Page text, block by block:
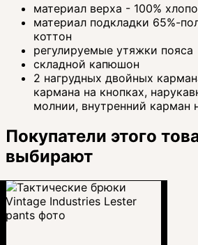
материал верха - 100%
материал подкладки 65%-
коттон
регулируемые утяжки пояса
складной капюшон
2 нагрудных двойных
кармана на кнопках,
молнии, внутренний карман
Покупатели этого
выбирают